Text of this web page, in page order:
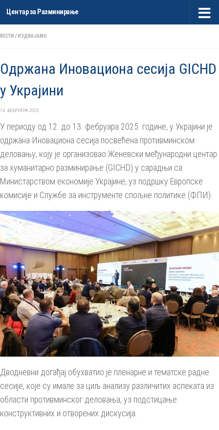
Skip to content
Центар за Разминирање
ВЕСТИ /ИЗДВАЈАМО
Одржана Иновациона сесија GICHD
у Украјини
14. ФЕБРУАРА 2025.
У периоду од 12. до 13. фебруара 2025. године, у Украјини је
одржана Иновациона сесија посвећена противминском
деловању, коју је организовао Женевски међународни центар
за хуманитарно разминирање (GICHD) у сарадњи са
Министарством економије Украјине, уз подршку Европске
комисије и Службе за инструменте спољне политике (ФПИ).
Дводневни догађај обухватио је пленарне и тематске радне
сесије, које су имале за циљ анализу различитих аспеката из
области противминског деловања, уз подстицање
конструктивних и отворених дискусија.